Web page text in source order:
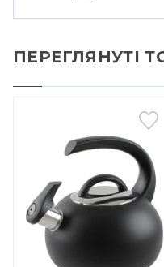
ПЕРЕГЛЯНУТІ